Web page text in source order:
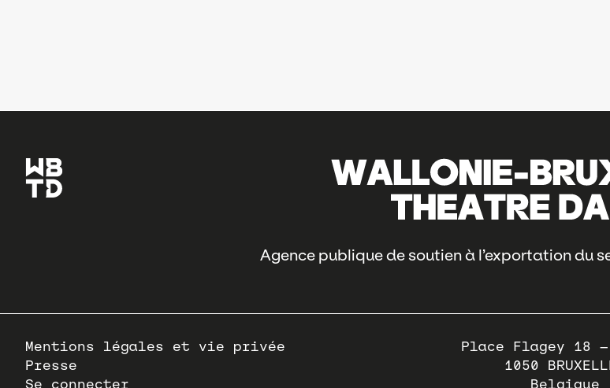
Agence publique de soutien à l’exportation du
Pied
de
page
Mentions légales et vie privée
Presse
Se connecter
Place Flagey 18
1050
Belgique